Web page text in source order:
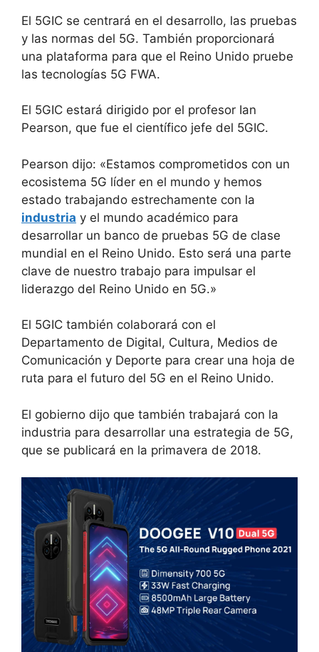
El 5GIC se centrará en el desarrollo, las pruebas
y las normas del 5G. También proporcionará
una plataforma para que el Reino Unido pruebe
las tecnologías 5G FWA.
El 5GIC estará dirigido por el profesor Ian
Pearson, que fue el científico jefe del 5GIC.
Pearson dijo: «Estamos comprometidos con un
ecosistema 5G líder en el mundo y hemos
estado trabajando estrechamente con la
industria y el mundo académico para
desarrollar un banco de pruebas 5G de clase
mundial en el Reino Unido. Esto será una parte
clave de nuestro trabajo para impulsar el
liderazgo del Reino Unido en 5G.»
El 5GIC también colaborará con el
Departamento de Digital, Cultura, Medios de
Comunicación y Deporte para crear una hoja de
ruta para el futuro del 5G en el Reino Unido.
El gobierno dijo que también trabajará con la
industria para desarrollar una estrategia de 5G,
que se publicará en la primavera de 2018.